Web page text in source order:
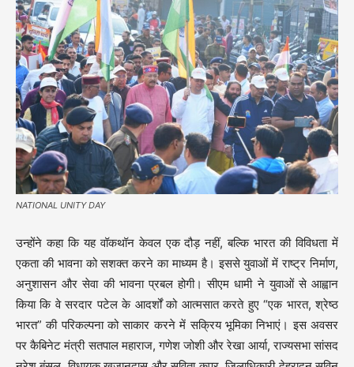
NATIONAL UNITY DAY
उन्होंने कहा कि यह वॉकथॉन केवल एक दौड़ नहीं, बल्कि भारत की विविधता में
एकता की भावना को सशक्त करने का माध्यम है। इससे युवाओं में राष्ट्र निर्माण,
अनुशासन और सेवा की भावना प्रबल होगी। सीएम धामी ने युवाओं से आह्वान
किया कि वे सरदार पटेल के आदर्शों को आत्मसात करते हुए “एक भारत, श्रेष्ठ
भारत” की परिकल्पना को साकार करने में सक्रिय भूमिका निभाएं। इस अवसर
पर कैबिनेट मंत्री सतपाल महाराज, गणेश जोशी और रेखा आर्या, राज्यसभा सांसद